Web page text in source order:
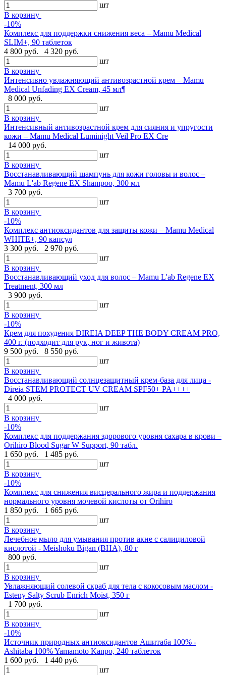
шт
В корзину
-10%
Комплекс для поддержки снижения веса – Mamu Medical
SLIM+, 90 таблеток
4 800 руб.
4 320 руб.
шт
В корзину
Интенсивно увлажняющий антивозрастной крем – Mamu
Medical Unfading EX Cream, 45 мл¶
8 000 руб.
шт
В корзину
Интенсивный антивозрастной крем для сияния и упругости
кожи – Mamu Medical Luminight Veil Pro EX Cre
14 000 руб.
шт
В корзину
Восстанавливающий шампунь для кожи головы и волос –
Mamu L'ab Regene EX Shampoo, 300 мл
3 700 руб.
шт
В корзину
-10%
Комплекс антиоксидантов для защиты кожи – Mamu Medical
WHITE+, 90 капсул
3 300 руб.
2 970 руб.
шт
В корзину
Восстанавливающий уход для волос – Mamu L'ab Regene EX
Treatment, 300 мл
3 900 руб.
шт
В корзину
-10%
Крем для похудения DIREIA DEEP THE BODY CREAM PRO,
400 г. (подходит для рук, ног и живота)
9 500 руб.
8 550 руб.
шт
В корзину
Восстанавливающий солнцезащитный крем-база для лица -
Direia STEM PROTECT UV CREAM SPF50+ PA++++
4 000 руб.
шт
В корзину
-10%
Комплекс для поддержания здорового уровня сахара в крови –
Orihiro Blood Sugar W Support, 90 табл.
1 650 руб.
1 485 руб.
шт
В корзину
-10%
Комплекс для снижения висцерального жира и поддержания
нормального уровня мочевой кислоты от Orihiro
1 850 руб.
1 665 руб.
шт
В корзину
Лечебное мыло для умывания против акне с салициловой
кислотой - Meishoku Bigan (BHA), 80 г
800 руб.
шт
В корзину
Увлажняющий солевой скраб для тела с кокосовым маслом -
Esteny Salty Scrub Enrich Moist, 350 г
1 700 руб.
шт
В корзину
-10%
Источник природных антиоксидантов Ашитаба 100% -
Ashitaba 100% Yamamoto Kanpo, 240 таблеток
1 600 руб.
1 440 руб.
шт